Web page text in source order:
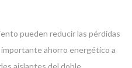
pueden reducir las pérdidas
ahorro energético a
aislantes del doble